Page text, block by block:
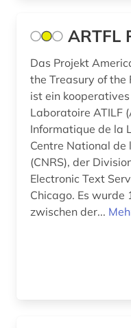
honoré de (1)
hugo (1)
humanismus (4)
ARTFL
Das Projekt
the Treasury of the
ist ein
Laboratoire ATILF
Informatique de la
Centre National de
(CNRS), der
Electronic Text
Chicago. Es
zwischen der...